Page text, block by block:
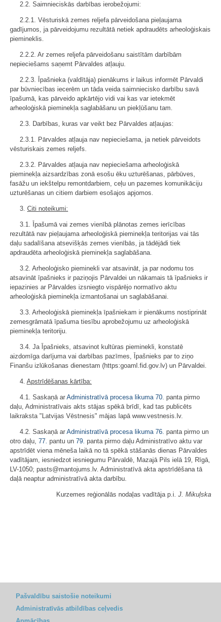
2.2. Saimnieciskās darbības ierobežojumi:
2.2.1. Vēsturiskā zemes reljefa pārveidošana pieļaujama
gadījumos, ja pārveidojumu rezultātā netiek apdraudēts arheoloģiskais
piemineklis.
2.2.2. Ar zemes reljefa pārveidošanu saistītām darbībām
nepieciešams saņemt Pārvaldes atļauju.
2.2.3. Īpašnieka (valdītāja) pienākums ir laikus informēt Pārvaldi
par būvniecības iecerēm un tāda veida saimniecisko darbību savā
īpašumā, kas pārveido apkārtējo vidi vai kas var ietekmēt
arheoloģiskā pieminekļa saglabāšanu un piekļūšanu tam.
2.3. Darbības, kuras var veikt bez Pārvaldes atļaujas:
2.3.1. Pārvaldes atļauja nav nepieciešama, ja netiek pārveidots
vēsturiskais zemes reljefs.
2.3.2. Pārvaldes atļauja nav nepieciešama arheoloģiskā
pieminekļa aizsardzības zonā esošu ēku uzturēšanas, pārbūves,
fasāžu un iekštelpu remontdarbiem, ceļu un pazemes komunikāciju
uzturēšanas un citiem darbiem esošajos apjomos.
3. Citi noteikumi:
3.1. Īpašumā vai zemes vienībā plānotas zemes ierīcības
rezultātā nav pieļaujama arheoloģiskā pieminekļa teritorijas vai tās
daļu sadalīšana atsevišķās zemes vienībās, ja tādējādi tiek
apdraudēta arheoloģiskā pieminekļa saglabāšana.
3.2. Arheoloģisko pieminekli var atsavināt, ja par nodomu tos
atsavināt īpašnieks ir paziņojis Pārvaldei un nākamais tā īpašnieks ir
iepazinies ar Pārvaldes izsniegto vispārējo normatīvo aktu
arheoloģiskā pieminekļa izmantošanai un saglabāšanai.
3.3. Arheoloģiskā pieminekļa īpašniekam ir pienākums nostiprināt
zemesgrāmatā īpašuma tiesību aprobežojumu uz arheoloģiskā
pieminekļa teritoriju.
3.4. Ja Īpašnieks, atsavinot kultūras pieminekli, konstatē
aizdomīga darījuma vai darbības pazīmes, Īpašnieks par to ziņo
Finanšu izlūkošanas dienestam (https:goaml.fid.gov.lv) un Pārvaldei.
4. Apstrīdēšanas kārtība:
4.1. Saskaņā ar Administratīvā procesa likuma 70. panta pirmo
daļu, Administratīvais akts stājas spēkā brīdī, kad tas publicēts
laikraksta "Latvijas Vēstnesis" mājas lapā www.vestnesis.lv.
4.2. Saskaņā ar Administratīvā procesa likuma 76. panta pirmo un
otro daļu, 77. pantu un 79. panta pirmo daļu Administratīvo aktu var
apstrīdēt viena mēneša laikā no tā spēkā stāšanās dienas Pārvaldes
vadītājam, iesniedzot iesniegumu Pārvaldē, Mazajā Pils ielā 19, Rīgā,
LV-1050; pasts@mantojums.lv. Administratīvā akta apstrīdēšana tā
daļā neaptur administratīvā akta darbību.
Kurzemes reģionālās nodaļas vadītāja p.i. J. Mikuļska
Pašvaldību saistošie noteikumi
Administratīvās atbildības ceļvedis